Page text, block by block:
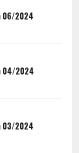
06/2024
04/2024
03/2024